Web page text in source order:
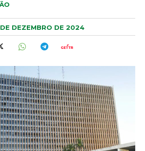
DEZEMBRO DE 2024